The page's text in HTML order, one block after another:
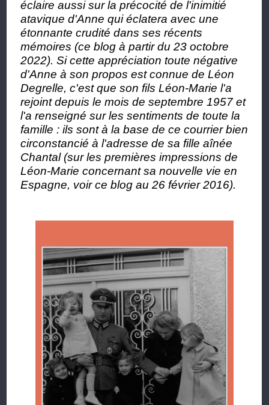
éclaire aussi sur la précocité de l'inimitié
atavique d'Anne qui éclatera avec une
étonnante crudité dans ses récents
mémoires (ce blog à partir du 23 octobre
2022). Si cette appréciation toute négative
d'Anne à son propos est connue de Léon
Degrelle, c'est que son fils Léon-Marie l'a
rejoint depuis le mois de septembre 1957 et
l'a renseigné sur les sentiments de toute la
famille : ils sont à la base de ce courrier bien
circonstancié à l'adresse de sa fille aînée
Chantal (sur les premières impressions de
Léon-Marie concernant sa nouvelle vie en
Espagne, voir ce blog au 26 février 2016).